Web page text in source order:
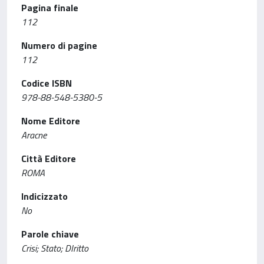
Pagina finale
112
Numero di pagine
112
Codice ISBN
978-88-548-5380-5
Nome Editore
Aracne
Città Editore
ROMA
Indicizzato
No
Parole chiave
Crisi; Stato; DIritto